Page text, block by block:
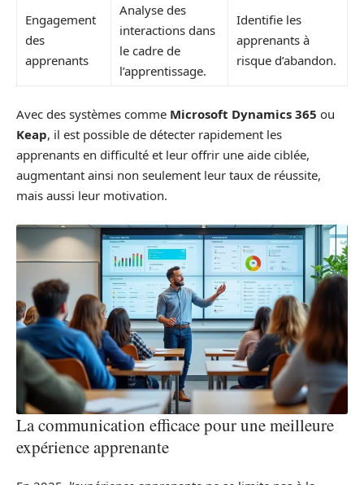
Engagement
des
apprenants
Analyse des
interactions dans
le cadre de
l’apprentissage.
Identifie les
apprenants à
risque d’abandon.
Avec des systèmes comme Microsoft Dynamics 365 ou
Keap, il est possible de détecter rapidement les
apprenants en difficulté et leur offrir une aide ciblée,
augmentant ainsi non seulement leur taux de réussite,
mais aussi leur motivation.
La communication efficace pour une meilleure
expérience apprenante